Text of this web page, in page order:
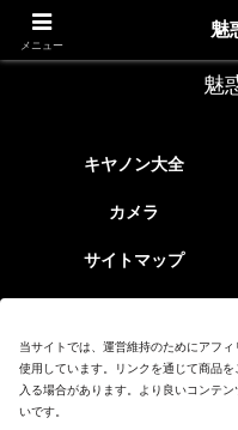
レ
魅
キヤノン大全
カメラ
サイトマップ
当サイトでは、運営維持のためにアフ
使用しています。リンクを通じて商品
入る場合があります。より良いコンテ
いです。
メニュー
魅